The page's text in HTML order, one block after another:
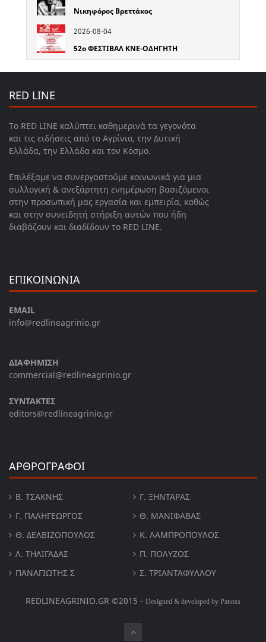
Νικηφόρος Βρεττάκος
2026-08-04
52o ΦΕΣΤΙΒΑΛ ΚΝΕ-ΟΔΗΓΗΤΗ
RED LINE
Το RED LINE καλύπτει καθημερινά τα γεγονότα
και τις ειδήσεις από το Αγρίνιο, την Δυτική
Ελλάδα, την Ελλάδα και τον Κόσμο.
Επιλέξαμε να συνεργαστούμε κοινωνικά για μια
συλλογική & ανεξάρτητη ενημέρωση βασιζόμενοι
στην προσωπική μας εργασία και εμπειρία, καθώς
και στην συνειδητή στήριξη αυτών που ήδη
διαβάζουν και διαδίδουν το RED LINE.
ΕΠΙΚΟΙΝΩΝΙΑ
EMAIL
info@redlineagrinio.gr
ΔΙΑΦΗΜΙΣΗ
commercial@redlineagrinio.gr
ΣΥΝΤΑΚΤΕΣ
editors@redlineagrinio.gr
ΑΡΘΡΟΓΡΑΦΟΙ
Β. ΤΣΆΚΝΗΣ
Γ. ΞΗΝΤΆΡΑΣ
Γ. ΠΑΛΗΓΕΏΡΓΟΣ
Θ. ΜΑΝΙΦΑΒΑΣ
Θ. ΔΕΛΒΙΖΌΠΟΥΛΟΣ
Κ. ΛΑΜΠΡΟΠΟΥΛΟΣ
Λ. ΤΗΛΙΓΑΔΑΣ
Π. ΠΟΛΎΖΟΣ
ΠΑΝΑΓΙΏΤΗΣ Σ
Σ. ΤΡΙΑΝΤΑΦΥΛΛΟΥ
REDLINEAGRINIO.GR ©2015 - Designed & developed by Panoss